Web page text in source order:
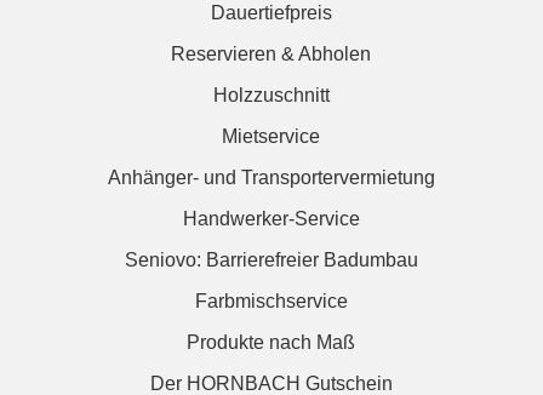
Dauertiefpreis
Reservieren & Abholen
Holzzuschnitt
Mietservice
Anhänger- und Transportervermietung
Handwerker-Service
Seniovo: Barrierefreier Badumbau
Farbmischservice
Produkte nach Maß
Der HORNBACH Gutschein